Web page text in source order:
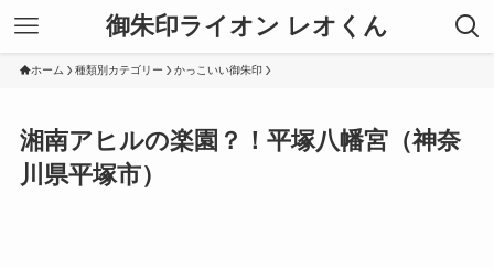
御朱印ライオン レオくん
ホーム 種類別カテゴリー かっこいい御朱印
湘南アヒルの楽園？！平塚八幡宮（神奈
川県平塚市）